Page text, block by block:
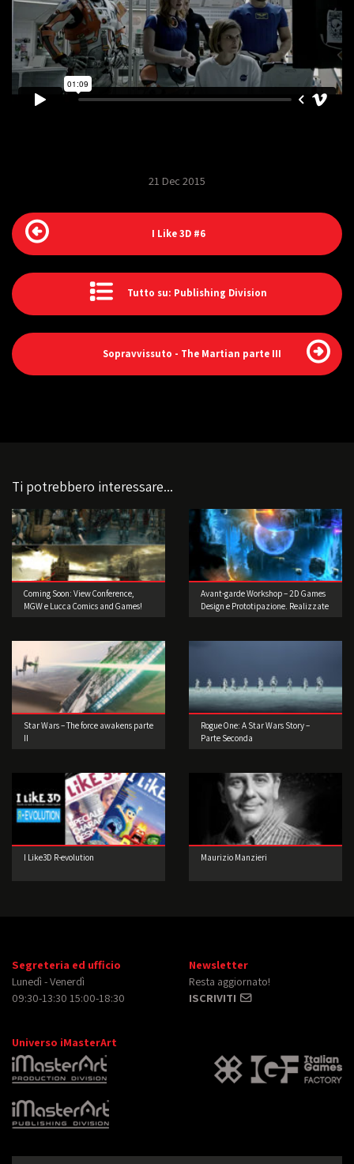
21 Dec 2015
I Like 3D #6
Tutto su: Publishing Division
Sopravvissuto - The Martian parte III
Ti potrebbero interessare...
Coming Soon: View Conference,
MGW e Lucca Comics and Games!
Avant-garde Workshop – 2D Games
Design e Prototipazione. Realizzate
Star Wars – The force awakens parte
II
Rogue One: A Star Wars Story –
Parte Seconda
I Like3D R-evolution Maurizio Manzieri
Segreteria ed ufficio
Lunedì - Venerdì
09:30-13:30 15:00-18:30
Newsletter
Resta aggiornato!
ISCRIVITI
Universo iMasterArt